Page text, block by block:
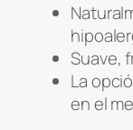
Suave,
La
en el